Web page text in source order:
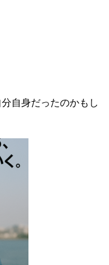
自身だったのかもし